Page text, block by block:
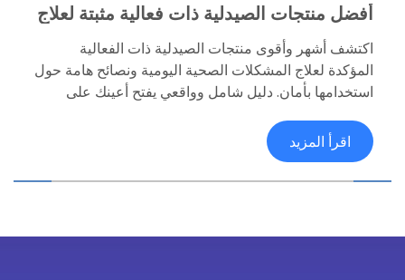
أفضل منتجات الصيدلية ذات فعالية مثبتة لعلاج
المشاكل الصحية اليومية
اكتشف أشهر وأقوى منتجات الصيدلية ذات الفعالية
المؤكدة لعلاج المشكلات الصحية اليومية ونصائح هامة حول
استخدامها بأمان. دليل شامل وواقعي يفتح أعينك على
اقرأ المزيد